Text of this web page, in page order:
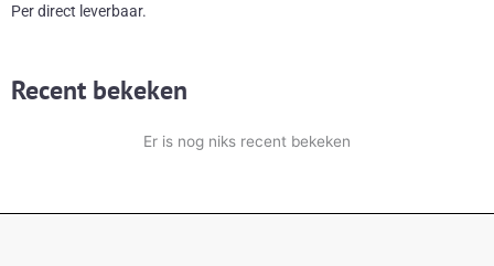
Per direct leverbaar.
Recent bekeken
Er is nog niks recent bekeken